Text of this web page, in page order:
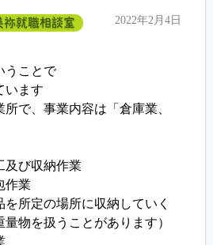
祢就職相談室 2022年2月4日
うことで
います
で、事業内容は「倉庫業、
及び収納作業
作業
を所定の場所に収納していく
量物を扱うことがあります）